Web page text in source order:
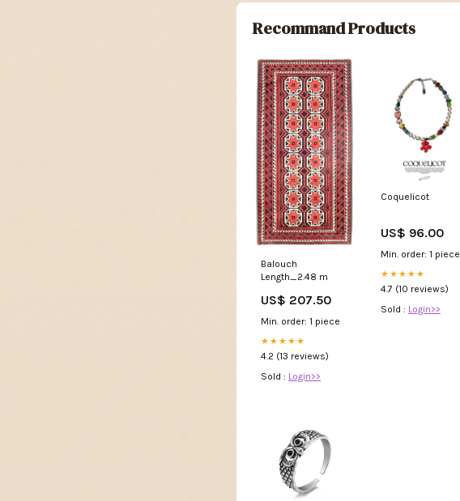
Recommand Products
Balouch
Length_2.48 m
US$ 207.50
Min. order: 1 piece
★★★★★
4.2 (13 reviews)
Sold : Login>>
Coquelicot
US$ 96.00
Min. order: 1 piece
★★★★★
4.7 (10 reviews)
Sold : Login>>